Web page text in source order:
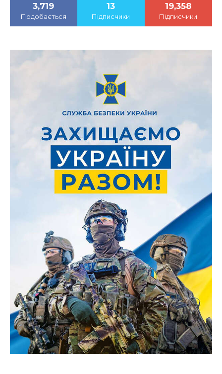
3,719
Подобається
13
Підписчики
19,358
Підписчики